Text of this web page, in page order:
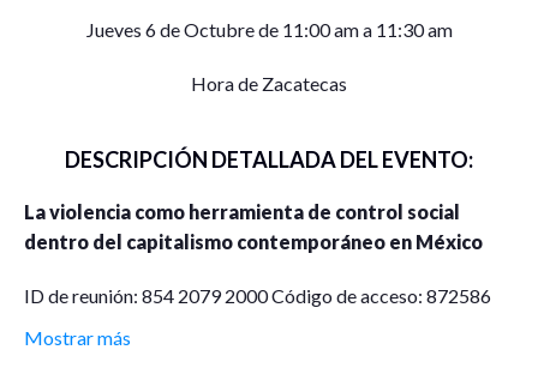
Jueves 6 de Octubre de 11:00 am a 11:30 am
Hora de Zacatecas
DESCRIPCIÓN DETALLADA DEL EVENTO:
La violencia como herramienta de control social
dentro del capitalismo contemporáneo en México
ID de reunión: 854 2079 2000 Código de acceso: 872586
Mostrar más